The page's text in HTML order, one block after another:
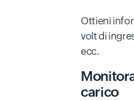
Ottieni
volt di
ecc.
carico